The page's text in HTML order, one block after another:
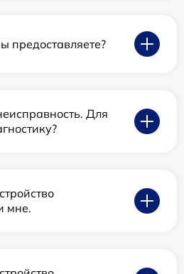
предоставляете?
Для
мне.